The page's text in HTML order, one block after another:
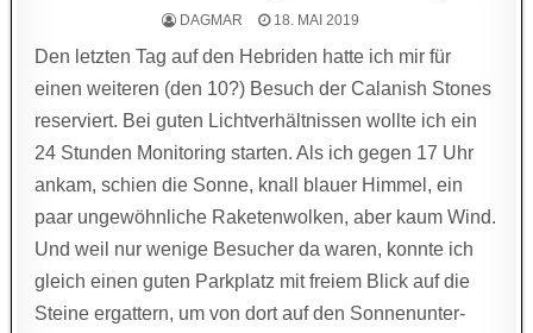
DAGMAR 18. MAI 2019
Den letzten Tag auf den Hebriden hatte ich mir für
einen weiteren (den 10?) Besuch der Calanish Stones
reserviert. Bei guten Lichtverhältnissen wollte ich ein
24 Stunden Monitoring starten. Als ich gegen 17 Uhr
ankam, schien die Sonne, knall blauer Himmel, ein
paar ungewöhnliche Raketenwolken, aber kaum Wind.
Und weil nur wenige Besucher da waren, konnte ich
gleich einen guten Parkplatz mit freiem Blick auf die
Steine ergattern, um von dort auf den Sonnenunter-